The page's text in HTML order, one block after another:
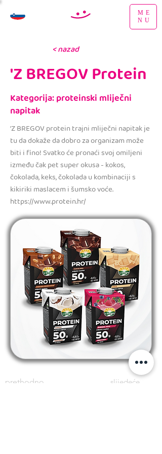
ME
NU
< nazad
'Z BREGOV Protein
Kategorija: proteinski mliječni
napitak
‘Z BREGOV protein trajni mliječni napitak je
tu da dokaže da dobro za organizam može
biti i fino! Svatko će pronaći svoj omiljeni
između čak pet super okusa - kokos,
čokolada, keks, čokolada u kombinaciji s
kikiriki maslacem i šumsko voće.
https://www.protein.hr/
prethodno slijedeće